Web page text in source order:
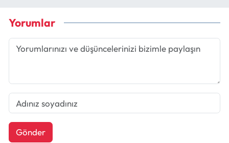
Yorumlar
Gönder